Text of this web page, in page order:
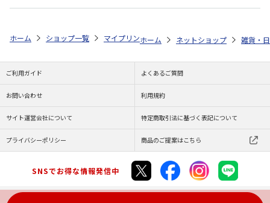
ホーム ショップ一覧 マイプリント カーステッカー【ミニチュア
ホーム ネットショップ 雑貨・
ご利用ガイド よくあるご質問
お問い合わせ 利用規約
サイト運営会社について 特定商取引法に基づく表記について
プライバシーポリシー 商品のご提案はこちら
SNSでお得な情報発信中